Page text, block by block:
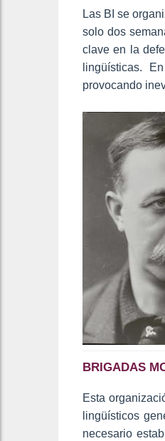
Las BI se
solo dos
clave en la
lingüísticas.
provocando
BRIGADAS
Esta
lingüísticos
necesario